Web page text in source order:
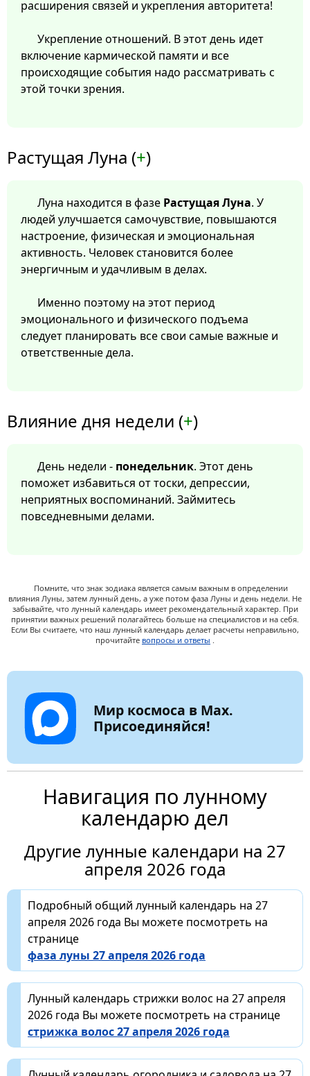
расширения связей и укрепления авторитета!
Укрепление отношений. В этот день идет
включение кармической памяти и все
происходящие события надо рассматривать с
этой точки зрения.
Растущая Луна (+)
Луна находится в фазе Растущая Луна. У
людей улучшается самочувствие, повышаются
настроение, физическая и эмоциональная
активность. Человек становится более
энергичным и удачливым в делах.
Именно поэтому на этот период
эмоционального и физического подъема
следует планировать все свои самые важные и
ответственные дела.
Влияние дня недели (+)
День недели - понедельник. Этот день
поможет избавиться от тоски, депрессии,
неприятных воспоминаний. Займитесь
повседневными делами.
Помните, что знак зодиака является самым важным в определении
влияния Луны, затем лунный день, а уже потом фаза Луны и день недели. Не
забывайте, что лунный календарь имеет рекомендательный характер. При
принятии важных решений полагайтесь больше на специалистов и на себя.
Если Вы считаете, что наш лунный календарь делает расчеты неправильно,
прочитайте вопросы и ответы .
Мир космоса в Max.
Присоединяйся!
Навигация по лунному
календарю дел
Другие лунные календари на 27
апреля 2026 года
Подробный общий лунный календарь на 27
апреля 2026 года Вы можете посмотреть на
странице
фаза луны 27 апреля 2026 года
Лунный календарь стрижки волос на 27 апреля
2026 года Вы можете посмотреть на странице
стрижка волос 27 апреля 2026 года